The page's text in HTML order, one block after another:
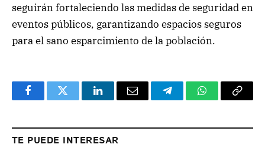
seguirán fortaleciendo las medidas de seguridad en
eventos públicos, garantizando espacios seguros
para el sano esparcimiento de la población.
FacebookTwitter LinkedInEmail TelegramWhatsApp
Copy
TE PUEDE INTERESAR